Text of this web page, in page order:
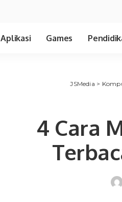
Aplikasi Games
JSMedia >
4 Cara